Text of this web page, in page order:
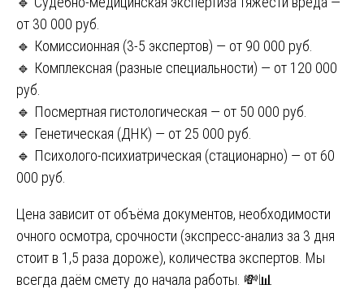
от 30 000 руб.
🔹 Комиссионная (3-5 экспертов) — от 90 000 руб.
🔹 Комплексная (разные специальности) — от 120 000
руб.
🔹 Посмертная гистологическая — от 50 000 руб.
🔹 Генетическая (ДНК) — от 25 000 руб.
🔹 Психолого-психиатрическая (стационарно) — от 60
000 руб.
Цена зависит от объёма документов, необходимости
очного осмотра, срочности (экспресс-анализ за 3 дня
стоит в 1,5 раза дороже), количества экспертов. Мы
всегда даём смету до начала работы. 💸📊